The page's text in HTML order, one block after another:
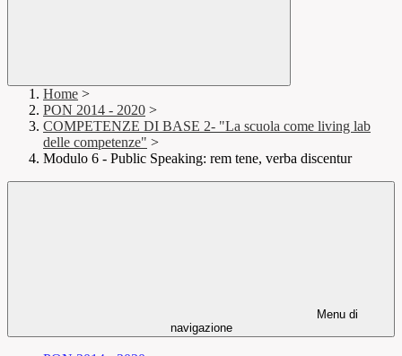
Home >
PON 2014 - 2020 >
COMPETENZE DI BASE 2- "La scuola come living lab
delle competenze" >
Modulo 6 - Public Speaking: rem tene, verba discentur
Menu di
navigazione